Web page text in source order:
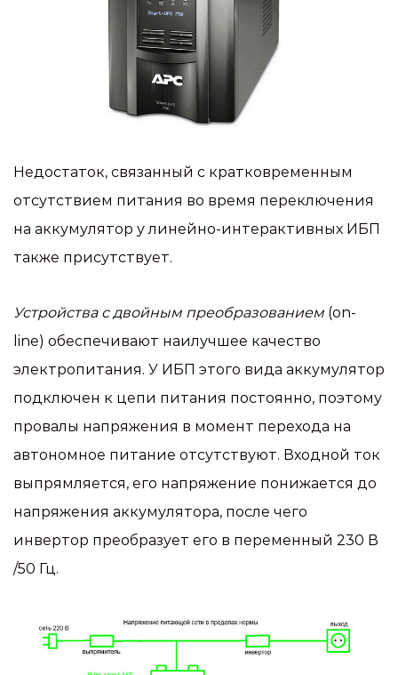
Недостаток, связанный с кратковременным
отсутствием питания во время переключения
на аккумулятор у линейно-интерактивных ИБП
также присутствует.
Устройства с двойным преобразованием (on-
line) обеспечивают наилучшее качество
электропитания. У ИБП этого вида аккумулятор
подключен к цепи питания постоянно, поэтому
провалы напряжения в момент перехода на
автономное питание отсутствуют. Входной ток
выпрямляется, его напряжение понижается до
напряжения аккумулятора, после чего
инвертор преобразует его в переменный 230 В
/50 Гц.